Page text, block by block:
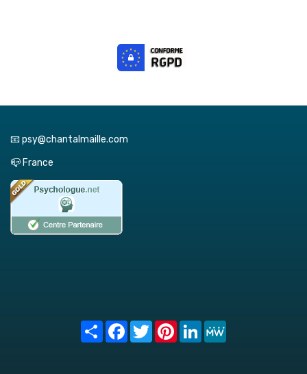
📧 psy@chantalmaille.com
📪 France
Share FacebookTwitterPinterest
LinkedIn